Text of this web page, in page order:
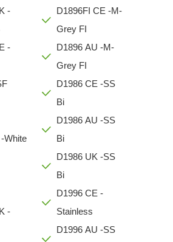
-
-
-
D1896FI CE -M-
Grey FI
D1896 AU -M-
Grey FI
D1986 CE -SS
Bi
D1986 AU -SS
Bi
D1986 UK -SS
Bi
D1996 CE -
Stainless
D1996 AU -SS